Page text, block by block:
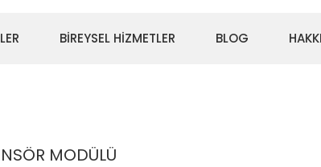
BİREYSEL HİZMETLER BLOG
MODÜLÜ